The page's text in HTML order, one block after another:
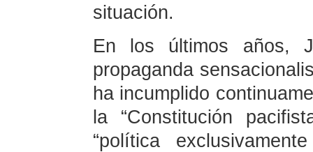
situación.
En los últimos años,
propaganda
ha incumplido
la “Constitución
“política